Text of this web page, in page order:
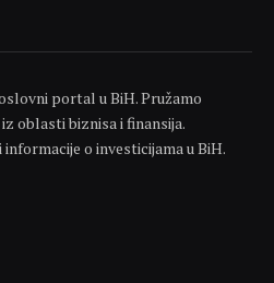
portal u BiH. Pružamo
oblasti biznisa i finansija.
o investicijama u BiH.